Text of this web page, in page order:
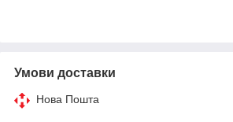
Умови доставки
Нова Пошта